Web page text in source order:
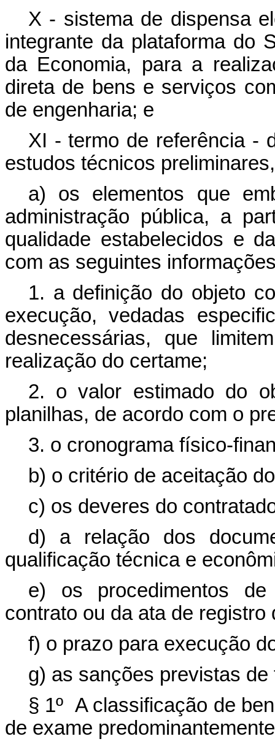
X - sistema de dispensa
integrante da plataforma do
da Economia, para a
direta de bens e serviços
de engenharia; e
XI - termo de referência -
estudos técnicos
a) os elementos que
administração pública, a
qualidade estabelecidos e
com as seguintes
1. a definição do objeto
execução, vedadas
desnecessárias, que
realização do certame;
2. o valor estimado do
planilhas, de acordo com o
3. o cronograma físico-
b) o critério de aceitação
c) os deveres do
d) a relação dos
qualificação técnica e
e) os procedimentos
contrato ou da ata de registro
f) o prazo para execução
g) as sanções previstas
§ 1º A classificação de
de exame